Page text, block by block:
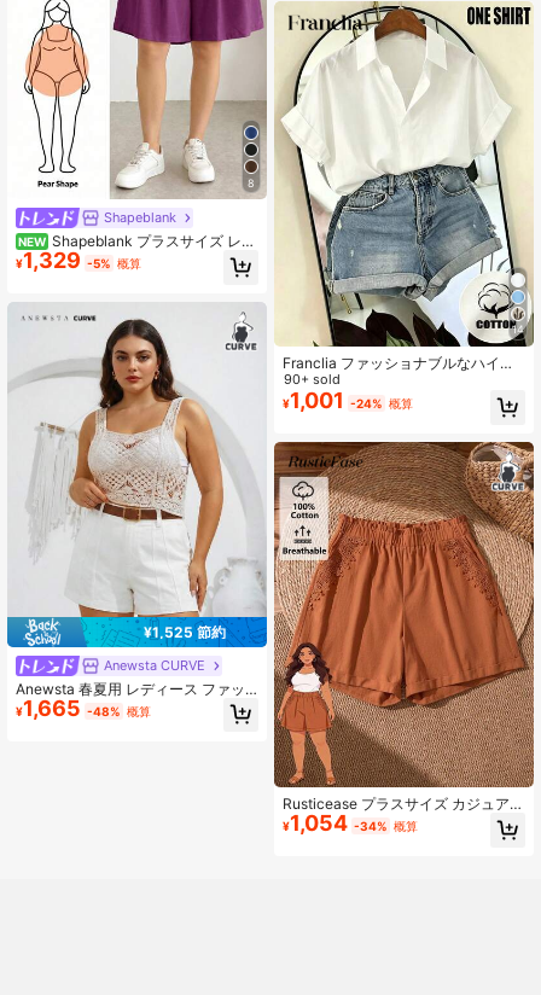
8
Shapeblank
NEW Shapeblank プラスサイズ レデ
ィース 無地 ポケット プリーツ カジ
ュアル 万能 デイリー ショーツ
¥1,329 -5% 概算
¥1,525 節約
Anewsta CURVE
Anewsta 春夏用 レディース ファッ
ショナブル、多用途、カジュアルデ
ザインショーツ
¥1,665 -48% 概算
14
Franclia ファッショナブルなハイエ
ンドフレンチデザイン ルーズバット
ウィングスリーブ ラペル レディース
シャツ、半袖トップ、春夏物、レデ
イトシャツ、ブラックホワイトコン
トラスト、バケーション、アウティ
ング、Y2K、春、夏、新学期、カジ
ュアル、ビーチ、ビジネス
90+ sold
¥1,001 -24% 概算
Rusticease プラスサイズ カジュアル
無地 レーストリム ショーツ 夏/バケ
ーション 夏 春 春 レディース 田舎風
¥1,054 -34% 概算